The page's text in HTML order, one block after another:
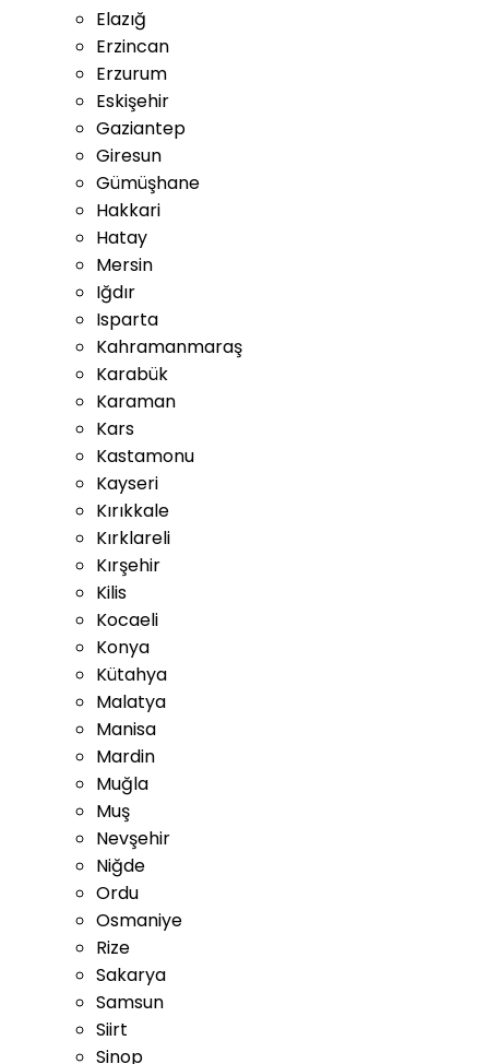
Elazığ
Erzincan
Erzurum
Eskişehir
Gaziantep
Giresun
Gümüşhane
Hakkari
Hatay
Mersin
Iğdır
Isparta
Kahramanmaraş
Karabük
Karaman
Kars
Kastamonu
Kayseri
Kırıkkale
Kırklareli
Kırşehir
Kilis
Kocaeli
Konya
Kütahya
Malatya
Manisa
Mardin
Muğla
Muş
Nevşehir
Niğde
Ordu
Osmaniye
Rize
Sakarya
Samsun
Siirt
Sinop